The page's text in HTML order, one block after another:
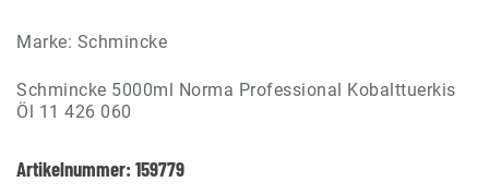
Marke: Schmincke
Schmincke 5000ml Norma Professional Kobalttuerkis
Öl 11 426 060
Artikelnummer: 159779